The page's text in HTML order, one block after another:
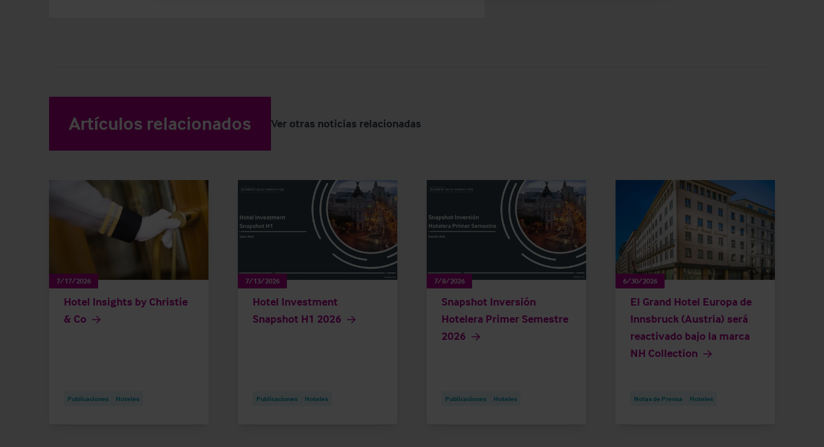
Artículos relacionados Ver otras noticias relacionadas
7/17/2026
Hotel Insights by Christie
& Co
Publicaciones Hoteles
7/13/2026
Hotel Investment
Snapshot H1 2026
Publicaciones Hoteles
7/8/2026
Snapshot Inversión
Hotelera Primer Semestre
2026
Publicaciones Hoteles
6/30/2026
El Grand Hotel Europa de
Innsbruck (Austria) será
reactivado bajo la marca
NH Collection
Notas de Prensa Hoteles